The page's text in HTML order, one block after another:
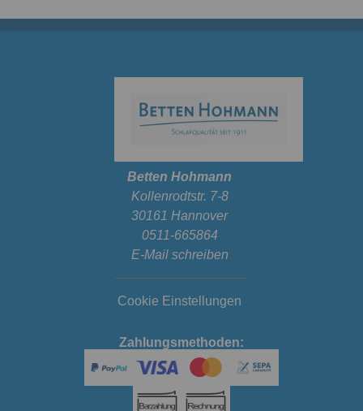
Betten Hohmann
Kollenrodtstr. 7-8
30161 Hannover
0511-665864
E-Mail schreiben
Cookie Einstellungen
Zahlungsmethoden: